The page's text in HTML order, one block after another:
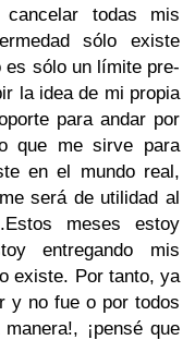
todas mis
sólo existe
es sólo un límite pre-
la idea de mi propia
para andar por
que me sirve para
en el mundo real,
será de utilidad al
Estos meses estoy
entregando mis
existe. Por tanto, ya
y no fue o por todos
¡pensé que